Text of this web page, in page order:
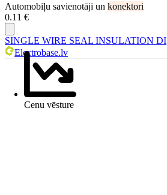
Automobiļu savienotāji un konektori
0.11 €
Cenu vēsture
SINGLE WIRE SEAL INSULATION DI
Electrobase.lv